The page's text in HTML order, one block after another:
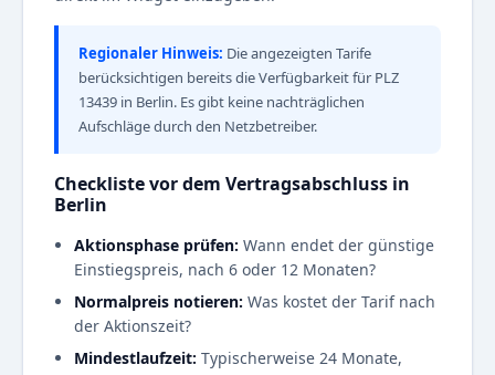
Regionaler Hinweis: Die angezeigten Tarife
berücksichtigen bereits die Verfügbarkeit für PLZ
13439 in Berlin. Es gibt keine nachträglichen
Aufschläge durch den Netzbetreiber.
Checkliste vor dem Vertragsabschluss in
Berlin
Aktionsphase prüfen: Wann endet der günstige
Einstiegspreis, nach 6 oder 12 Monaten?
Normalpreis notieren: Was kostet der Tarif nach
der Aktionszeit?
Mindestlaufzeit: Typischerweise 24 Monate,